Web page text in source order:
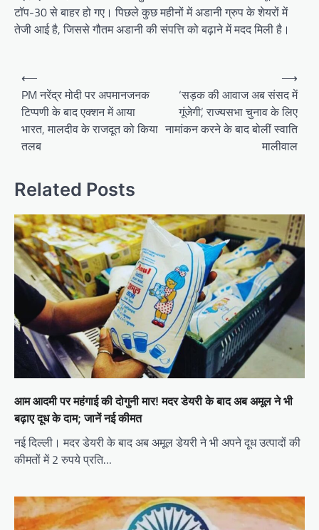
टॉप-30 से बाहर हो गए। पिछले कुछ महीनों में अडानी ग्रुप के शेयरों में
तेजी आई है, जिससे गौतम अडानी की संपत्ति को बढ़ाने में मदद मिली है।
Post
navigation
⟵
PM नरेंद्र मोदी पर अपमानजनक
टिप्पणी के बाद एक्शन में आया
भारत, मालदीव के राजदूत को किया
तलब
‘सड़क की आवाज अब संसद में
गूंजेगी’, राज्यसभा चुनाव के लिए
नामांकन करने के बाद बोलीं स्वाति
मालीवाल
⟶
Related Posts
आम आदमी पर महंगाई की दोगुनी मार! मदर डेयरी के बाद अब अमूल ने भी
बढ़ाए दूध के दाम; जानें नई कीमत
नई दिल्ली। मदर डेयरी के बाद अब अमूल डेयरी ने भी अपने दूध उत्पादों की
कीमतों में 2 रुपये प्रति…